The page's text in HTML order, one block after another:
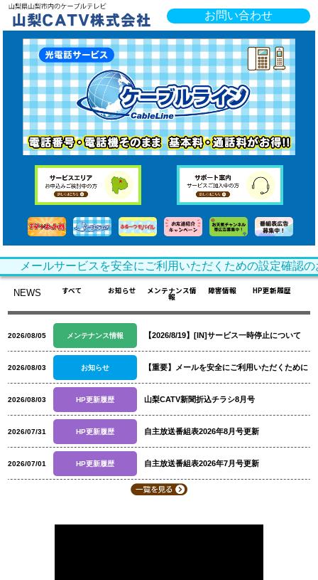
お問い合わせ
メールサービスを安全にご利用いただくための設定確認
NEWS すべて お知らせ メンテナンス情
報
障害情報 HP更新履歴
2026/08/05 メンテナンス情報 【2026/8/19】[IN]サービス一時停止について
2026/08/03 お知らせ 【重要】メールを安全にご利用いただくために
2026/08/03 HP更新履歴 山梨CATV新聞折込チラシ8月号
2026/07/31 HP更新履歴 自主放送番組表2026年8月号更新
2026/07/01 HP更新履歴 自主放送番組表2026年7月号更新